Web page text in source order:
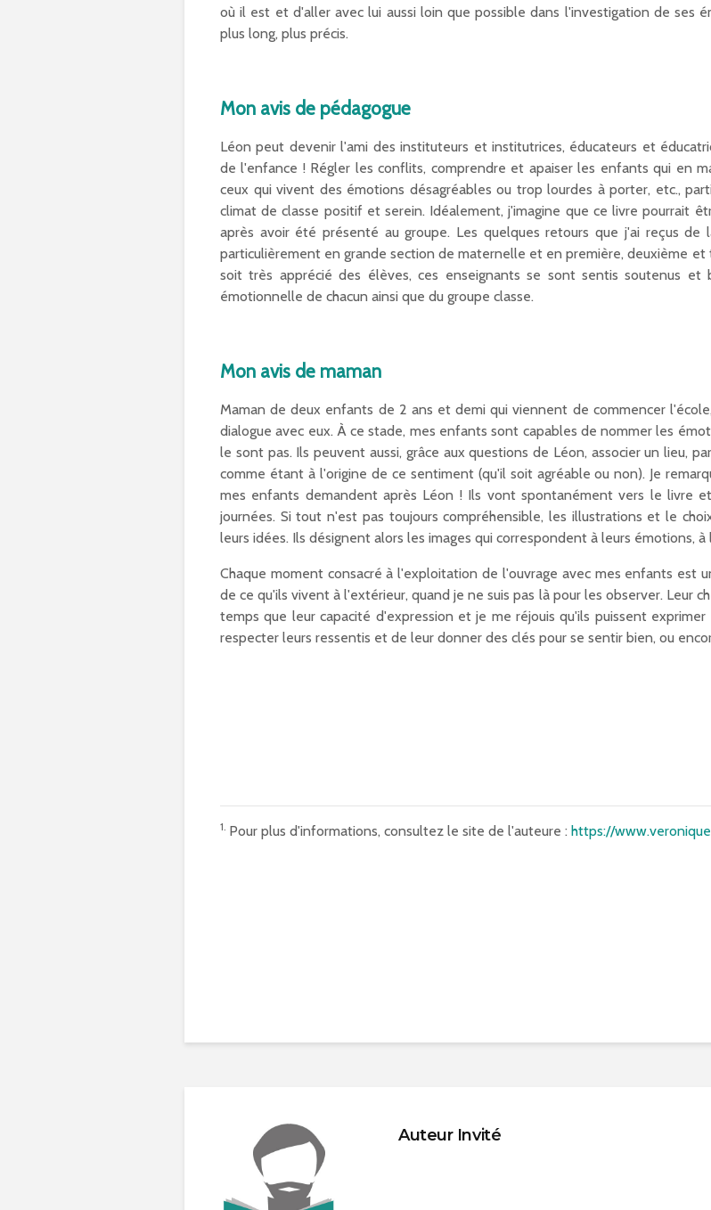
où il est et d'aller avec lui aussi loin que possible dans l'investigation de ses
plus long, plus précis.
Mon avis de pédagogue
Léon peut devenir l'ami des instituteurs et institutrices, éducateurs et
de l'enfance ! Régler les conflits, comprendre et apaiser les enfants qui en
ceux qui vivent des émotions désagréables ou trop lourdes à porter, etc.,
climat de classe positif et serein. Idéalement, j'imagine que ce livre pourrait
après avoir été présenté au groupe. Les quelques retours que j'ai reçus
particulièrement en grande section de maternelle et en première, deuxième
soit très apprécié des élèves, ces enseignants se sont sentis soutenus et
émotionnelle de chacun ainsi que du groupe classe.
Mon avis de maman
Maman de deux enfants de 2 ans et demi qui viennent de commencer
dialogue avec eux. À ce stade, mes enfants sont capables de nommer les
le sont pas. Ils peuvent aussi, grâce aux questions de Léon, associer un lieu,
comme étant à l'origine de ce sentiment (qu'il soit agréable ou non). Je
mes enfants demandent après Léon ! Ils vont spontanément vers le livre
journées. Si tout n'est pas toujours compréhensible, les illustrations et le
leurs idées. Ils désignent alors les images qui correspondent à leurs émotions, à
Chaque moment consacré à l'exploitation de l'ouvrage avec mes enfants est
de ce qu'ils vivent à l'extérieur, quand je ne suis pas là pour les observer. Leur
temps que leur capacité d'expression et je me réjouis qu'ils puissent
respecter leurs ressentis et de leur donner des clés pour se sentir bien, ou
1. Pour plus d'informations, consultez le site de l'auteure : https://
Auteur Invité